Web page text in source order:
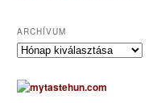
ARCHÍVUM
A
c
h